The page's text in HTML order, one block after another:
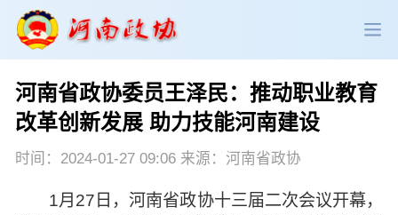
政协领导 政协新闻 政协机构
政协党建 政协工作 会议活动
委员履职 政协论坛 专委会工作
河南省政协委员王泽民：推动职业教育
改革创新发展 助力技能河南建设
时间：2024-01-27 09:06 来源：河南省政协
1月27日，河南省政协十三届二次会议开幕，